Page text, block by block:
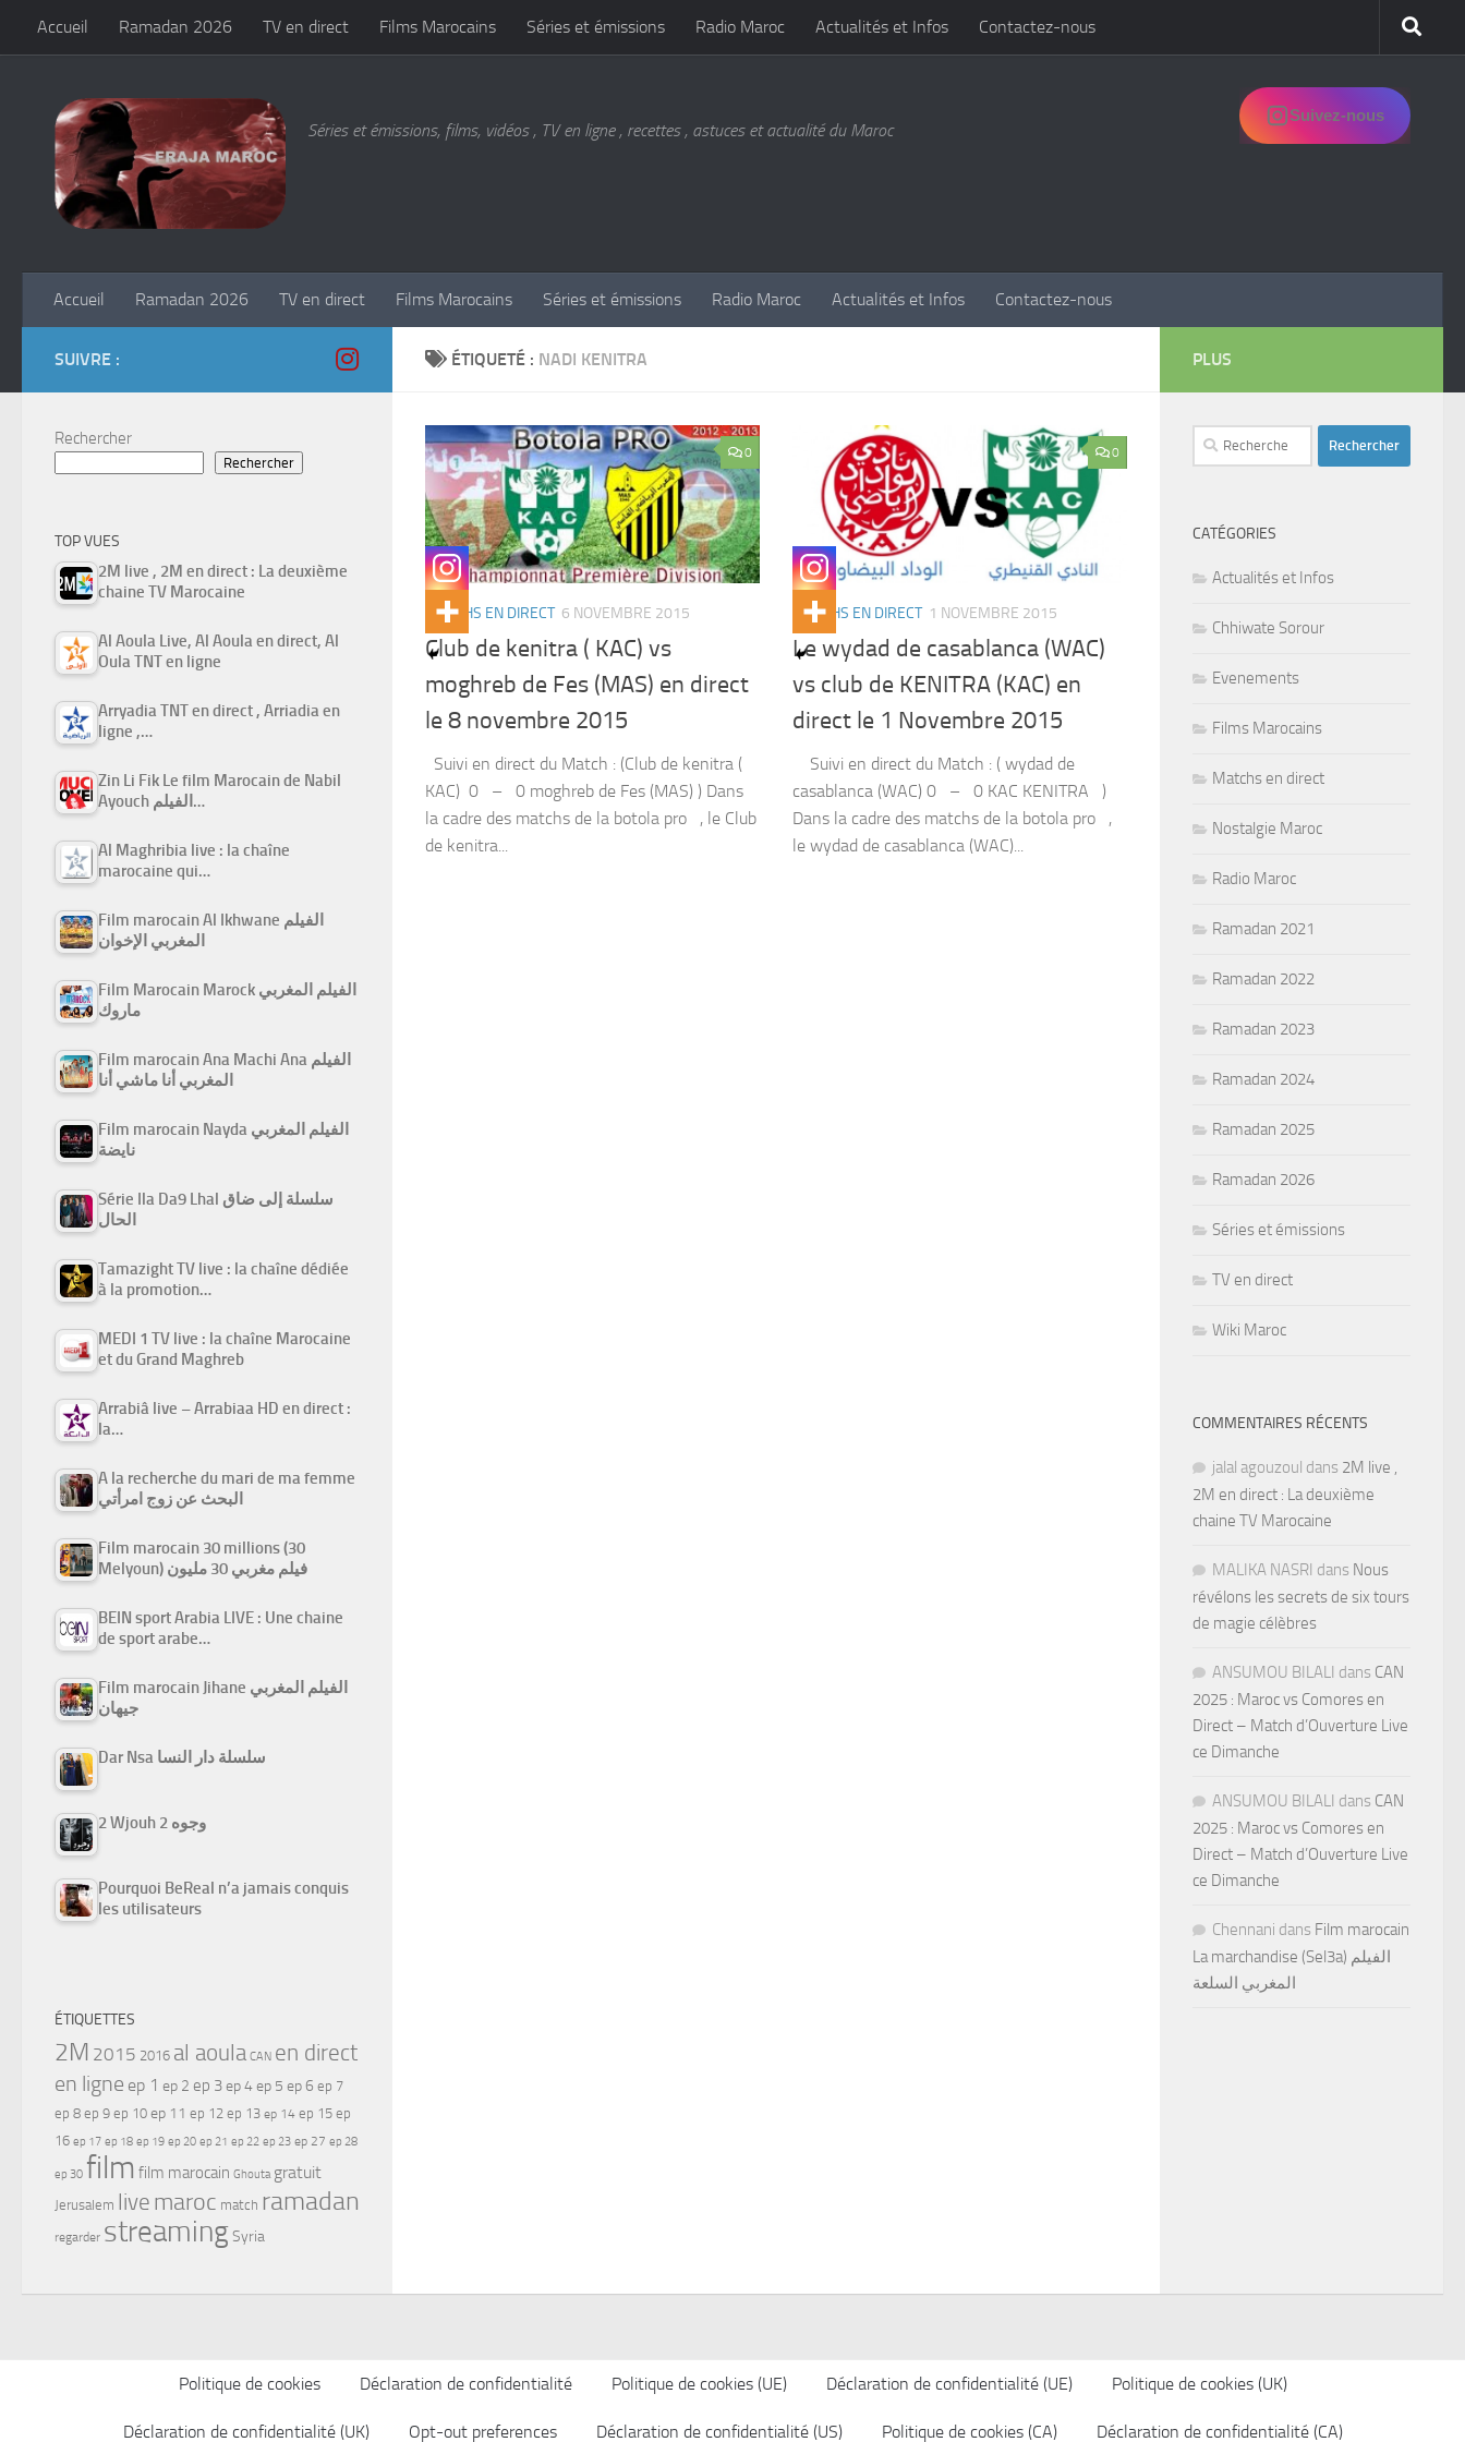
Skip to content
Accueil Ramadan 2026 TV en direct Films Marocains Séries et émissions Radio Maroc Actualités et Infos Contactez-nous
Séries et émissions, films, vidéos , TV en ligne , recettes , astuces et actualité du Maroc
Suivez-nous
Accueil Ramadan 2026 TV en direct Films Marocains Séries et émissions Radio Maroc Actualités et Infos Contactez-nous
ÉTIQUETÉ : NADI KENITRA
0
MATCHS EN DIRECT 6 NOVEMBRE 2015
Club de kenitra ( KAC) vs
moghreb de Fes (MAS) en direct
le 8 novembre 2015
Suivi en direct du Match : (Club de kenitra (
KAC) 0 – 0 moghreb de Fes (MAS) ) Dans
la cadre des matchs de la botola pro , le Club
de kenitra...
0
MATCHS EN DIRECT 1 NOVEMBRE 2015
Le wydad de casablanca (WAC)
vs club de KENITRA (KAC) en
direct le 1 Novembre 2015
Suivi en direct du Match : ( wydad de
casablanca (WAC) 0 – 0 KAC KENITRA )
Dans la cadre des matchs de la botola pro ,
le wydad de casablanca (WAC)...
SUIVRE :
Rechercher
Rechercher
TOP VUES
2M live , 2M en direct : La deuxième
chaine TV Marocaine
Al Aoula Live, Al Aoula en direct, Al
Oula TNT en ligne
Arryadia TNT en direct , Arriadia en
ligne ,…
Zin Li Fik Le film Marocain de Nabil
Ayouch الفيلم…
Al Maghribia live : la chaîne
marocaine qui…
Film marocain Al Ikhwane الفيلم
المغربي الإخوان
Film Marocain Marock الفيلم المغربي
ماروك
Film marocain Ana Machi Ana الفيلم
المغربي أنا ماشي أنا
Film marocain Nayda الفيلم المغربي
نايضة
Série Ila Da9 Lhal سلسلة إلى ضاق
الحال
Tamazight TV live : la chaîne dédiée
à la promotion…
MEDI 1 TV live : la chaîne Marocaine
et du Grand Maghreb
Arrabiâ live – Arrabiaa HD en direct :
la…
A la recherche du mari de ma femme
البحث عن زوج امرأتي
Film marocain 30 millions (30
Melyoun) فيلم مغربي 30 مليون
BEIN sport Arabia LIVE : Une chaine
de sport arabe…
Film marocain Jihane الفيلم المغربي
جيهان
Dar Nsa سلسلة دار النسا
2 Wjouh 2 وجوه
Pourquoi BeReal n’a jamais conquis
les utilisateurs
ÉTIQUETTES
2M 2015 2016 al aoula CAN en direct
en ligne ep 1 ep 2 ep 3ep 4ep 5 ep 6 ep 7
ep 8 ep 9 ep 10 ep 11 ep 12 ep 13 ep 14 ep 15 ep
16 ep 17 ep 18 ep 19 ep 20 ep 21 ep 22 ep 23 ep 27 ep 28
ep 30 film film marocain Ghouta gratuit
Jerusalem live maroc match ramadan
regarder streamingSyria
PLUS
Rechercher :
CATÉGORIES
Actualités et Infos
Chhiwate Sorour
Evenements
Films Marocains
Matchs en direct
Nostalgie Maroc
Radio Maroc
Ramadan 2021
Ramadan 2022
Ramadan 2023
Ramadan 2024
Ramadan 2025
Ramadan 2026
Séries et émissions
TV en direct
Wiki Maroc
COMMENTAIRES RÉCENTS
jalal agouzoul dans 2M live ,
2M en direct : La deuxième
chaine TV Marocaine
MALIKA NASRI dans Nous
révélons les secrets de six tours
de magie célèbres
ANSUMOU BILALI dans CAN
2025 : Maroc vs Comores en
Direct – Match d’Ouverture Live
ce Dimanche
ANSUMOU BILALI dans CAN
2025 : Maroc vs Comores en
Direct – Match d’Ouverture Live
ce Dimanche
Chennani dans Film marocain
La marchandise (Sel3a) الفيلم
المغربي السلعة
Politique de cookies Déclaration de confidentialité Politique de cookies (UE) Déclaration de confidentialité (UE) Politique de cookies (UK)
Déclaration de confidentialité (UK) Opt-out preferences Déclaration de confidentialité (US) Politique de cookies (CA) Déclaration de confidentialité (CA)